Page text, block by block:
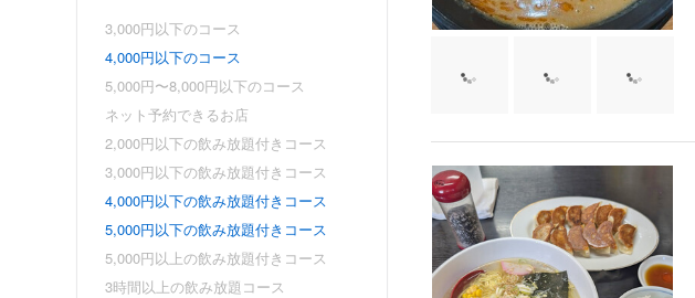
3,000円以下のコース
4,000円以下のコース
5,000円〜8,000円以下のコース
ネット予約できるお店
2,000円以下の飲み放題付きコース
3,000円以下の飲み放題付きコース
4,000円以下の飲み放題付きコース
5,000円以下の飲み放題付きコース
5,000円以上の飲み放題付きコース
3時間以上の飲み放題コース